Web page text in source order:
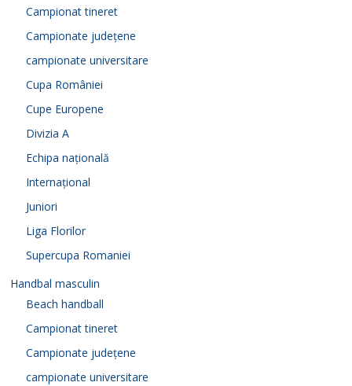
Campionat tineret
Campionate județene
campionate universitare
Cupa României
Cupe Europene
Divizia A
Echipa națională
Internațional
Juniori
Liga Florilor
Supercupa Romaniei
Handbal masculin
Beach handball
Campionat tineret
Campionate județene
campionate universitare